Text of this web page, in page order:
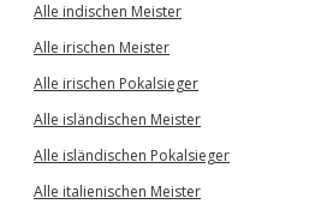
Alle indischen Meister
Alle irischen Meister
Alle irischen Pokalsieger
Alle isländischen Meister
Alle isländischen Pokalsieger
Alle italienischen Meister